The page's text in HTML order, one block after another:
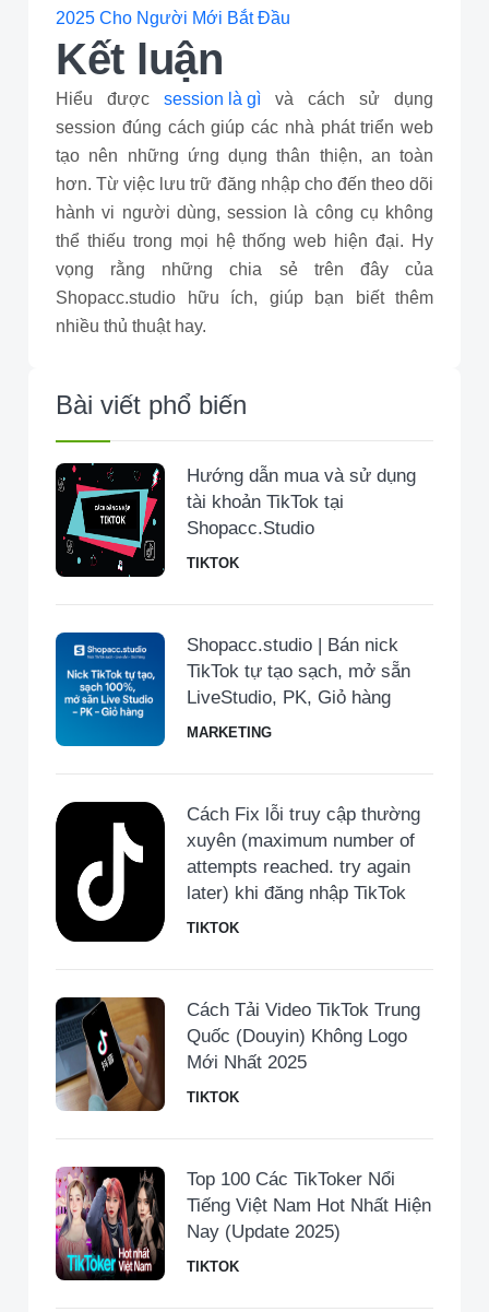
2025 Cho Người Mới Bắt Đầu
Kết luận
Hiểu được session là gì và cách sử dụng
session đúng cách giúp các nhà phát triển web
tạo nên những ứng dụng thân thiện, an toàn
hơn. Từ việc lưu trữ đăng nhập cho đến theo dõi
hành vi người dùng, session là công cụ không
thể thiếu trong mọi hệ thống web hiện đại. Hy
vọng rằng những chia sẻ trên đây của
Shopacc.studio hữu ích, giúp bạn biết thêm
nhiều thủ thuật hay.
Bài viết phổ biến
Hướng dẫn mua và sử dụng
tài khoản TikTok tại
Shopacc.Studio
TIKTOK
Shopacc.studio | Bán nick
TikTok tự tạo sạch, mở sẵn
LiveStudio, PK, Giỏ hàng
MARKETING
Cách Fix lỗi truy cập thường
xuyên (maximum number of
attempts reached. try again
later) khi đăng nhập TikTok
TIKTOK
Cách Tải Video TikTok Trung
Quốc (Douyin) Không Logo
Mới Nhất 2025
TIKTOK
Top 100 Các TikToker Nổi
Tiếng Việt Nam Hot Nhất Hiện
Nay (Update 2025)
TIKTOK